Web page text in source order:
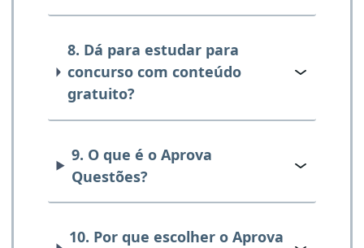
8. Dá para estudar para
concurso com conteúdo
gratuito?
9. O que é o Aprova
Questões?
10. Por que escolher o Aprova